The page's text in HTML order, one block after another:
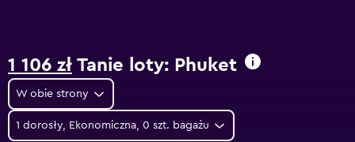
1 106 zł Tanie loty: Phuket
W obie strony
1 dorosły, Ekonomiczna, 0 szt. bagażu